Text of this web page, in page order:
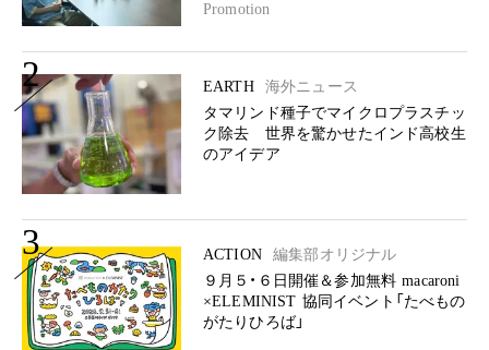
Promotion
2 EARTH
海外ニュース
タマリンド種子でマイクロプラスチッ
ク除去 世界を驚かせたインド高校生
のアイデア
3 ACTION
編集部オリジナル
９月５・６日開催＆参加無料 macaroni
×ELEMINIST 協同イベント「たべもの
がたりひろば」